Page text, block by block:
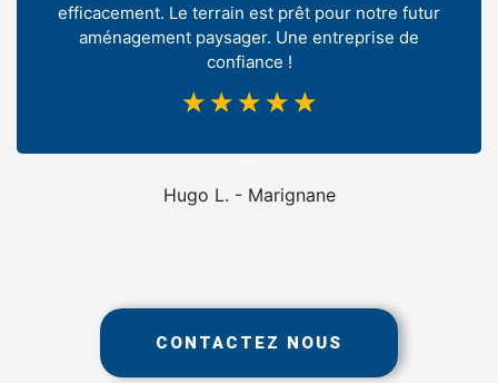
Hugo L. - Marignane
efficacement. Le terrain est prêt pour notre futur
aménagement paysager. Une entreprise de
confiance !
☆ ☆ ☆ ☆ ☆
CONTACTEZ NOUS